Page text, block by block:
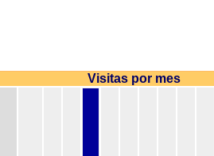
Visitas por mes